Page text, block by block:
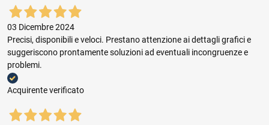
03 Dicembre 2024
Precisi, disponibili e veloci. Prestano attenzione ai dettagli grafici e
suggeriscono prontamente soluzioni ad eventuali incongruenze e
problemi.
Acquirente verificato